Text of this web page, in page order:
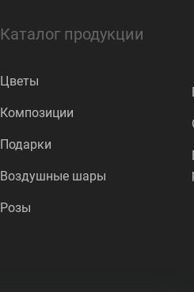
Каталог продукции
Цветы
Композиции
Подарки
Воздушные шары
Розы